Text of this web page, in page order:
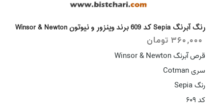
رنگ آبرنگ Sepia کد 609 برند وینزور و نیوتون Winsor & Newton
360,000 تومان
قرص آبرنگ Winsor & Newton
سری Cotman
رنگ Sepia
کد 609